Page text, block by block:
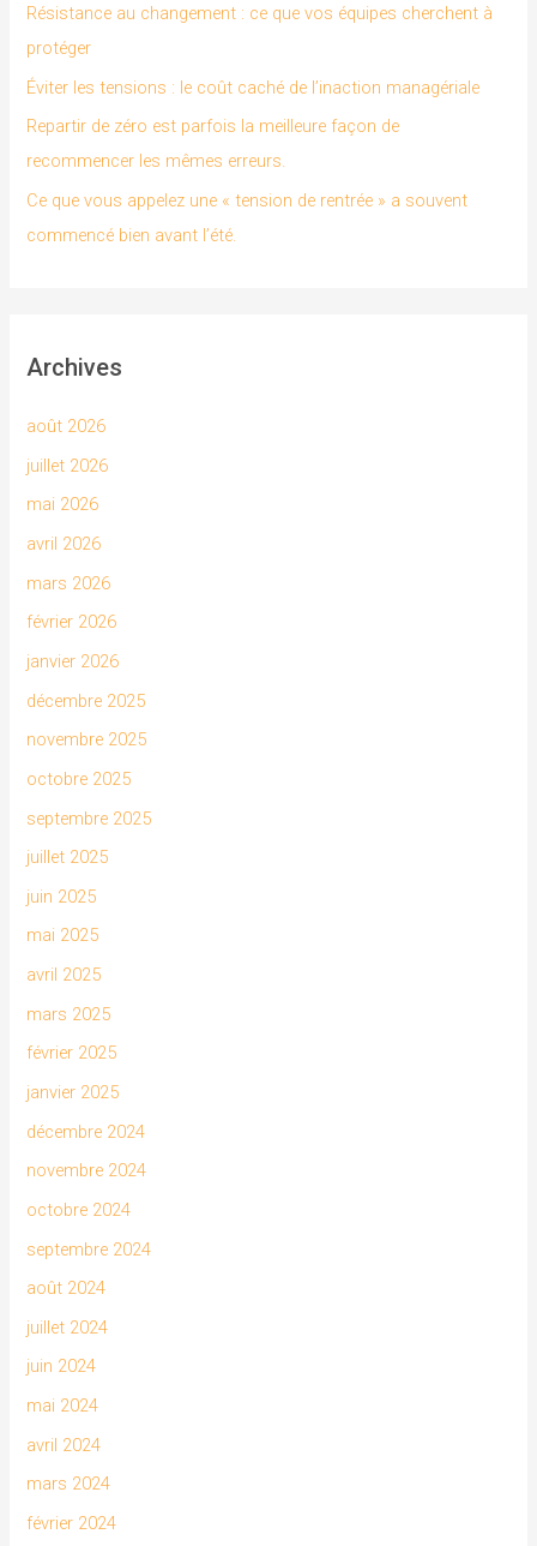
e
r
:
Résistance au changement : ce que vos équipes cherchent à
protéger
Éviter les tensions : le coût caché de l’inaction managériale
Repartir de zéro est parfois la meilleure façon de
recommencer les mêmes erreurs.
Ce que vous appelez une « tension de rentrée » a souvent
commencé bien avant l’été.
Archives
août 2026
juillet 2026
mai 2026
avril 2026
mars 2026
février 2026
janvier 2026
décembre 2025
novembre 2025
octobre 2025
septembre 2025
juillet 2025
juin 2025
mai 2025
avril 2025
mars 2025
février 2025
janvier 2025
décembre 2024
novembre 2024
octobre 2024
septembre 2024
août 2024
juillet 2024
juin 2024
mai 2024
avril 2024
mars 2024
février 2024